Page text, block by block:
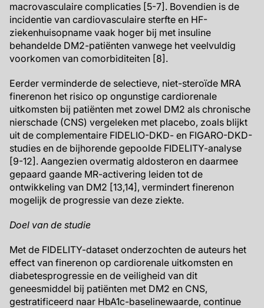
macrovasculaire complicaties [5-7]. Bovendien is de
incidentie van cardiovasculaire sterfte en HF-
ziekenhuisopname vaak hoger bij met insuline
behandelde DM2-patiënten vanwege het veelvuldig
voorkomen van comorbiditeiten [8].
Eerder verminderde de selectieve, niet-steroïde MRA
finerenon het risico op ongunstige cardiorenale
uitkomsten bij patiënten met zowel DM2 als chronische
nierschade (CNS) vergeleken met placebo, zoals blijkt
uit de complementaire FIDELIO-DKD- en FIGARO-DKD-
studies en de bijhorende gepoolde FIDELITY-analyse
[9-12]. Aangezien overmatig aldosteron en daarmee
gepaard gaande MR-activering leiden tot de
ontwikkeling van DM2 [13,14], vermindert finerenon
mogelijk de progressie van deze ziekte.
Doel van de studie
Met de FIDELITY-dataset onderzochten de auteurs het
effect van finerenon op cardiorenale uitkomsten en
diabetesprogressie en de veiligheid van dit
geneesmiddel bij patiënten met DM2 en CNS,
gestratificeerd naar HbA1c-baselinewaarde, continue